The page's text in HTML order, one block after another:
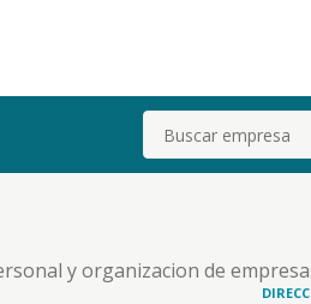
Buscar
y organizacion de